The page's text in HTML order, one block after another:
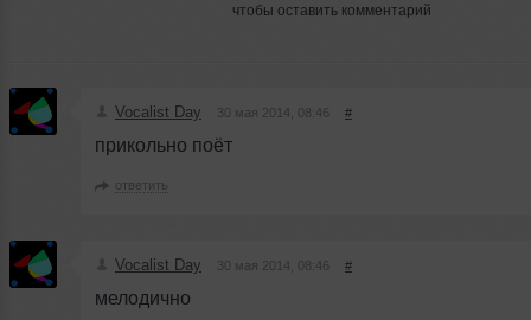
чтобы оставить комментарий
Vocalist Day 30 мая 2014, 08:46 #
прикольно поёт
ответить
Vocalist Day 30 мая 2014, 08:46 #
мелодично